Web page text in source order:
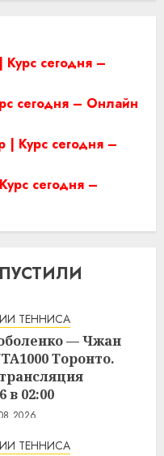
сегодня –
сегодня – Онлайн
Курс сегодня –
сегодня –
ТЕННИСА
— Чжан
Торонто.
в 02:00
ТЕННИСА